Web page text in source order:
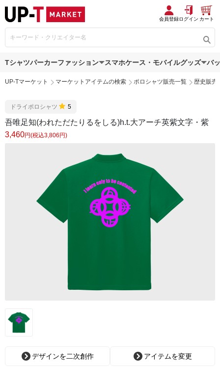
会員登録ログイン カート
Tシャツパーカーファッション スマホケース・モバイルグッズ バ
UP-Tマーケット マーケットアイテムの検索 ポロシャツ販売一覧 歴史販売
ドライポロシャツ 5
吾唯足知(われただたりるをしる)h.t.大アーチ英紫文字・紫
3,460円(税込3,806円)
デザインを二次創作 アイテムを変更